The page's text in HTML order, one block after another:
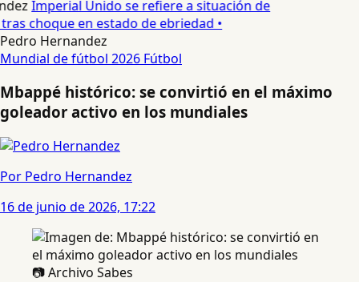
Imperial Unido se refiere a situación de
choque en estado de ebriedad •
Pedro Hernandez
Mundial de fútbol 2026 Fútbol
Mbappé histórico: se convirtió en el máximo
goleador activo en los mundiales
Por Pedro Hernandez
16 de junio de 2026, 17:22
📷 Archivo Sabes